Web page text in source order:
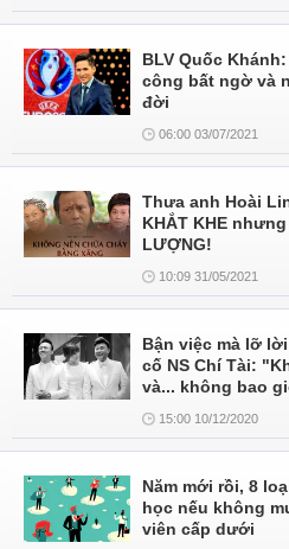
BLV Quốc
công bất ngờ và
đời
06:00 03/07/2021
Thưa anh Hoài
KHẮT KHE
LƯỢNG!
10:09 31/05/2021
Bận việc mà lỡ
cố NS Chí Tài:
và... không bao
15:00 10/12/2020
Năm mới rồi, 8
học nếu không
viên cấp dưới